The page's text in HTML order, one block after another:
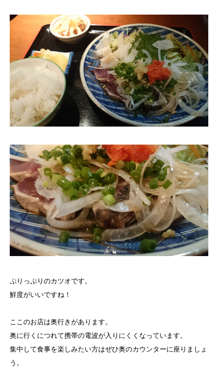
ぷりっぷりのカツオです。
鮮度がいいですね！
ここのお店は奥行きがあります。
奥に行くにつれて携帯の電波が入りにくくなっています。
集中して食事を楽しみたい方はぜひ奥のカウンターに座りましょ
う。